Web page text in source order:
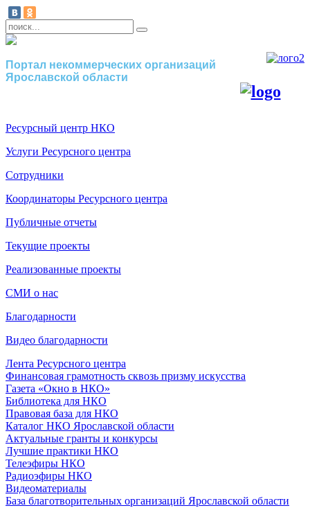
Портал некоммерческих организаций
Ярославской области
Ресурсный центр НКО
Услуги Ресурсного центра
Сотрудники
Координаторы Ресурсного центра
Публичные отчеты
Текущие проекты
Реализованные проекты
СМИ о нас
Благодарности
Видео благодарности
Лента Ресурсного центра
Финансовая грамотность сквозь призму искусства
Газета «Окно в НКО»
Библиотека для НКО
Правовая база для НКО
Каталог НКО Ярославской области
Актуальные гранты и конкурсы
Лучшие практики НКО
Телеэфиры НКО
Радиоэфиры НКО
Видеоматериалы
База благотворительных организаций Ярославской области